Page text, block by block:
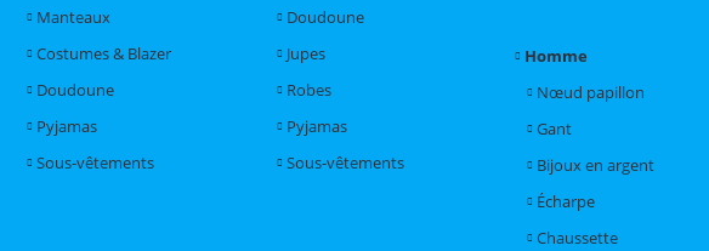
Manteaux
Costumes & Blazer
Doudoune
Pyjamas
Sous-vêtements
Doudoune
Jupes
Robes
Pyjamas
Sous-vêtements
Homme
Nœud papillon
Gant
Bijoux en argent
Écharpe
Chaussette